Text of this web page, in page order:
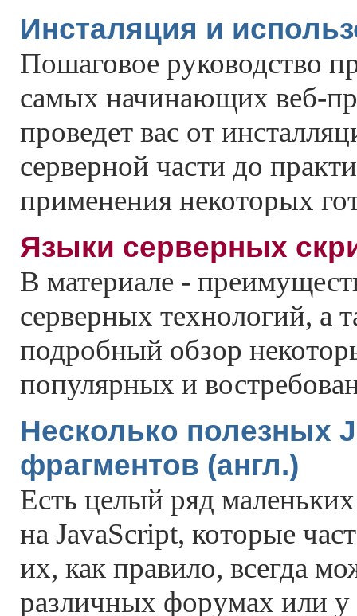
Инсталяция и
Пошаговое руководство
самых начинающих веб-
проведет вас от
серверной части до
применения некоторых
Языки серверных
В материале -
серверных технологий, а
подробный обзор
популярных и
Несколько полезных
фрагментов (aнгл.)
Есть целый ряд
на JavaScript, которые
их, как правило, всегда
различных форумах или у